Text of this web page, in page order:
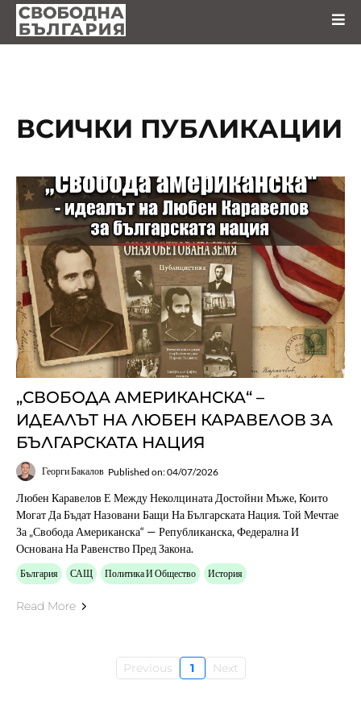
ВСИЧКИ ПУБЛИКАЦИИ
„СВОБОДА АМЕРИКАНСКА“ –
ИДЕАЛЪТ НА ЛЮБЕН КАРАВЕЛОВ ЗА
БЪЛГАРСКАТА НАЦИЯ
Георги Бакалов Published on: 04/07/2026
Любен Каравелов Е Между Неколцината Достойни Мъже, Които
Могат Да Бъдат Назовани Бащи На Българската Нация. Той Мечтае
За „свобода Американска“ — Републиканска, Федерална И
Основана На Равенство Пред Закона.
България САЩ Политика И Общество История
Read More
Previous 1 Next